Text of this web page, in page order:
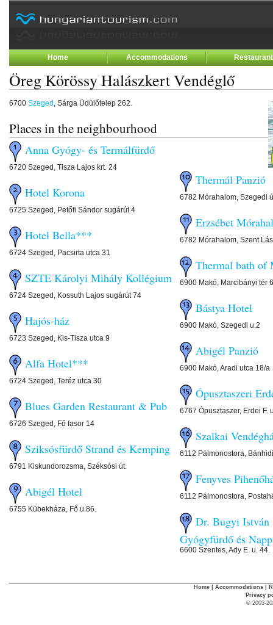
Home Accommodations
Öreg Körössy Halászkert Vendéglő
6700 Szeged , Sárga Üdülőtelep 262.
Places in the neighbourhood
Anna Gyógy- és Termálfürdő
6720 Szeged, Tisza Lajos krt. 24
Hotel Korona
6725 Szeged, Petőfi Sándor sugárút 4
Hotel Bella***
6724 Szeged, Pacsirta utca 31
SZTE Károlyi Mihály Kollégium
6724 Szeged, Kossuth Lajos sugárút 74
Hajós-ház
6723 Szeged, Kis-Tisza utca 9
Alfa Hotel***
6724 Szeged, Teréz utca 30
Blues Garden Restaurant & Pub
6726 Szeged, Fő fasor 14
Sziksósfürdő Strand és Kemping
6791 Kiskundorozsma, Széksósi út.
Abigél Hotel
6755 Kübekháza, Fő u.86.
Thermál Panzió
6782 Mórahalom, Szegedi
Erzsébet
6782 Mórahalom, Szent
Thermal bath of
6900 Makó, Marcibányi tér 6
Bástya Hotel
6900 Makó, Szegedi u.2
Abigél Panzió
6900 Makó, Aradi utca 18/a
Ópusztaszeri
6767 Ópusztaszer, Erdei F.
Szalkai
6112 Pálmonostora,
Fenyves
6112 Pálmonostora,
Dr. Bugyi István
Gyógyfürdő és
6600 Szentes, Ady E. u. 44.
Home Accommodations
Privacy
© 2003-